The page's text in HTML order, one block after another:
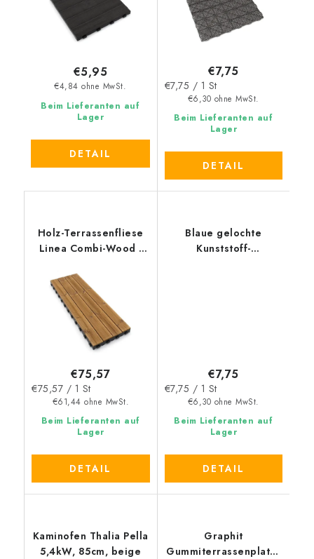
Beim Lieferanten auf
Lager
€4,84 ohne MwSt.
€5,95
DETAIL
Beim Lieferanten auf
Lager
€6,30 ohne MwSt.
€7,75
Verkaufspreis:
€7,75 / 1 St
DETAIL
Holz-Terrassenfliese
Linea Combi-Wood -
117 cm, Höhe 6,5 cm
Beim Lieferanten auf
Lager
€61,44 ohne MwSt.
€75,57
Verkaufspreis:
€75,57 / 1 St
DETAIL
Blaue gelochte
Kunststoff-
Beim Lieferanten auf
Lager
€6,30 ohne MwSt.
€7,75
Verkaufspreis:
€7,75 / 1 St
DETAIL
Kaminofen Thalia Pella
5,4kW, 85cm, beige
Graphit
Gummiterrassenplatte